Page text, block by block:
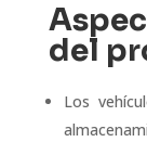
del
Los